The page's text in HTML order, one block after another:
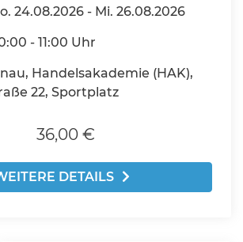
24.08.2026 - Mi. 26.08.2026
- 11:00 Uhr
Handelsakademie (HAK),
22, Sportplatz
36,00 €
DETAILS